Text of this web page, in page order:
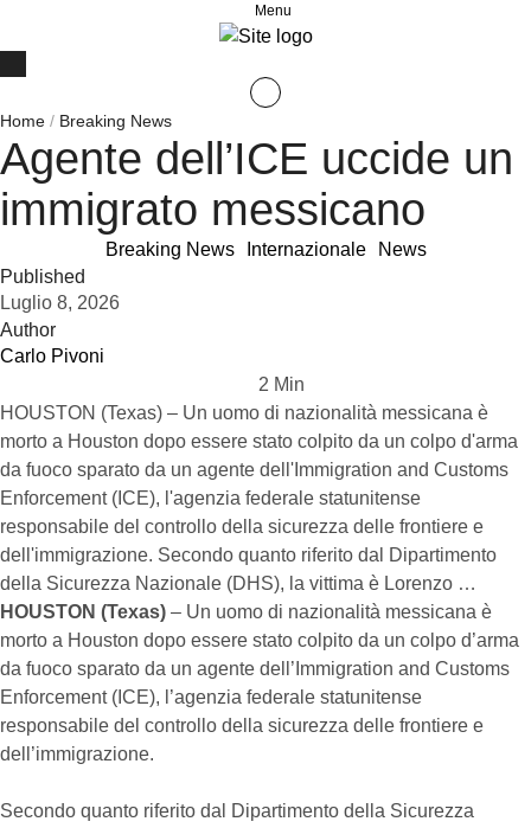
Menu
Home / Breaking News
Agente dell’ICE uccide un
immigrato messicano
Breaking News Internazionale
News
Published
Luglio 8, 2026
Author
Carlo Pivoni
2 Min
HOUSTON (Texas) – Un uomo di nazionalità messicana è
morto a Houston dopo essere stato colpito da un colpo d'arma
da fuoco sparato da un agente dell'Immigration and Customs
Enforcement (ICE), l'agenzia federale statunitense
responsabile del controllo della sicurezza delle frontiere e
dell'immigrazione. Secondo quanto riferito dal Dipartimento
della Sicurezza Nazionale (DHS), la vittima è Lorenzo …
HOUSTON (Texas) – Un uomo di nazionalità messicana è
morto a Houston dopo essere stato colpito da un colpo d’arma
da fuoco sparato da un agente dell’Immigration and Customs
Enforcement (ICE), l’agenzia federale statunitense
responsabile del controllo della sicurezza delle frontiere e
dell’immigrazione.
Secondo quanto riferito dal Dipartimento della Sicurezza